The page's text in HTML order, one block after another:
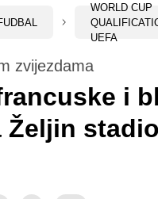
WORLD CUP
UEFA
zvijezdama
i
Željin